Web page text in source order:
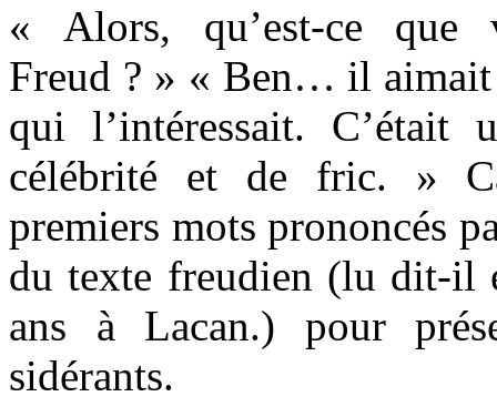
« Alors, qu’est-ce que
Freud ? » « Ben… il aimait
qui l’intéressait. C’était
célébrité et de fric. »
premiers mots prononcés
du texte freudien (lu dit-
ans à Lacan.) pour
sidérants.